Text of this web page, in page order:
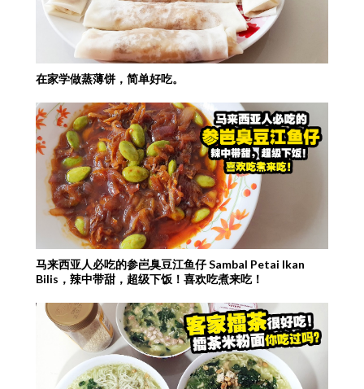
在家学做蒸薄饼，简单好吃。
马来西亚人必吃的参岜臭豆江鱼仔 Sambal Petai Ikan
Bilis，辣中带甜，超级下饭！喜欢吃煮来吃！